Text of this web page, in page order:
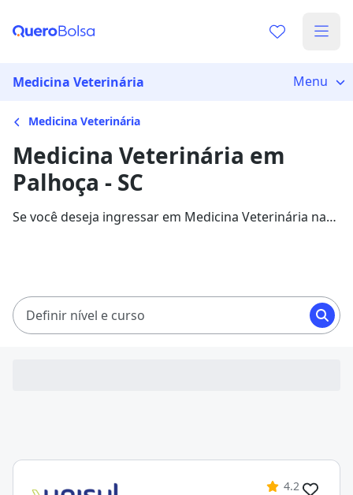
Medicina Veterinária Menu
Medicina Veterinária
Medicina Veterinária em
Palhoça - SC
Se você deseja ingressar em Medicina Veterinária na
Definir nível e curso
4.2